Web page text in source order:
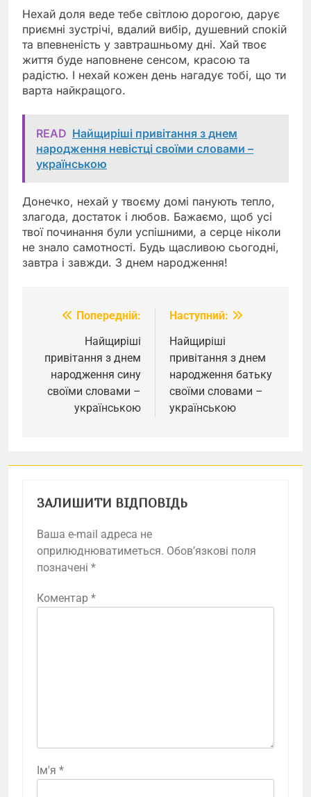
Нехай доля веде тебе світлою дорогою, дарує
приємні зустрічі, вдалий вибір, душевний спокій
та впевненість у завтрашньому дні. Хай твоє
життя буде наповнене сенсом, красою та
радістю. І нехай кожен день нагадує тобі, що ти
варта найкращого.
READ Найщиріші привітання з днем
народження невістці своїми словами –
українською
Донечко, нехай у твоєму домі панують тепло,
злагода, достаток і любов. Бажаємо, щоб усі
твої починання були успішними, а серце ніколи
не знало самотності. Будь щасливою сьогодні,
завтра і завжди. З днем народження!
Навігація
записів
Попередній:
Найщиріші
привітання з днем
народження сину
своїми словами –
українською
Наступний:
Найщиріші
привітання з днем
народження батьку
своїми словами –
українською
ЗАЛИШИТИ ВІДПОВІДЬ
Ваша e-mail адреса не
оприлюднюватиметься. Обов’язкові поля
позначені *
Коментар *
Ім'я *